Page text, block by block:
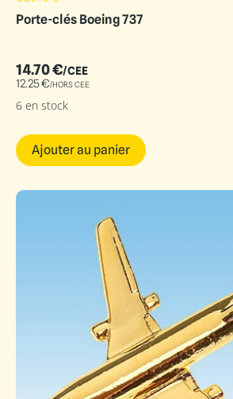
Porte-clés Boeing 737
14.70€/CEE
12.25€/HORS CEE
6 en stock
Ajouter au panier